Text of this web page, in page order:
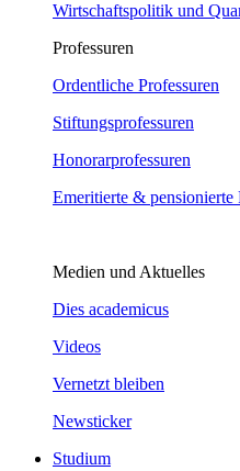
Wirtschaftspolitik und
Professuren
Ordentliche Professuren
Stiftungsprofessuren
Honorarprofessuren
Emeritierte & pensionierte
Medien und Aktuelles
Dies academicus
Videos
Vernetzt bleiben
Newsticker
Studium